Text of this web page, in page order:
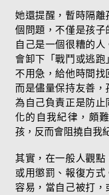
她還提醒，暫時隔
個問題，不僅是孩
自己是一個很糟的
會卸下「戰鬥或逃跑
不用急，給他時間找
而是儘量保持友善
為自己負責正是防
化的自我紀律，頗
孩，反而會阻撓自我
其實，在一般人觀
或用懲罰、報復方
容易，當自己被打